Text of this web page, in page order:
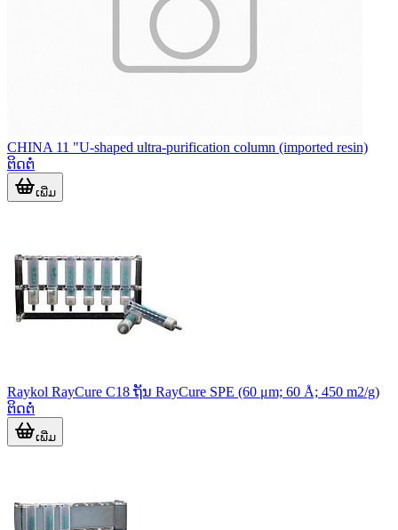
CHINA 11 "U-shaped ultra-purification column (imported resin)
ຕິດຕໍ່
ເພີ່ມ
Raykol RayCure C18 ຖັນ RayCure SPE (60 μm; 60 Å; 450 m2/g)
ຕິດຕໍ່
ເພີ່ມ